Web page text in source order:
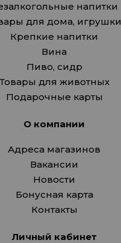
напитки
для дома, игрушки
Крепкие напитки
Вина
Пиво, сидр
Товары для животных
Подарочные карты
О компании
Адреса магазинов
Вакансии
Новости
Бонусная карта
Контакты
Личный кабинет